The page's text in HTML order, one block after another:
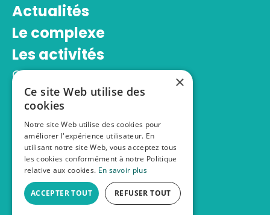
Actualités
Le complexe
Les activités
Centre aquatique
Salle d’escalade
Espace bien-être
Stages sportifs
Infos pratiques
Inscriptions
Complexe sportif Alice Milliat © 2026
×
Ce site Web utilise des
cookies
Notre site Web utilise des cookies pour
améliorer l'expérience utilisateur. En
utilisant notre site Web, vous acceptez tous
les cookies conformément à notre Politique
relative aux cookies. En savoir plus
ACCEPTER TOUT REFUSER TOUT